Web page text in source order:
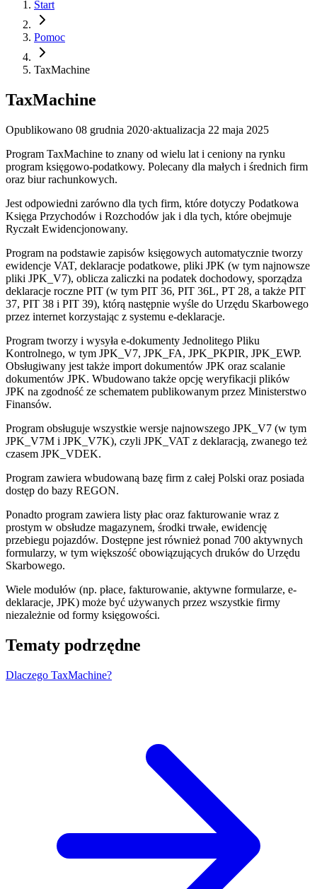
Start
Pomoc
TaxMachine
TaxMachine
Opublikowano 08 grudnia 2020·aktualizacja 22 maja 2025
Program TaxMachine to znany od wielu lat i ceniony na rynku
program księgowo-podatkowy. Polecany dla małych i średnich firm
oraz biur rachunkowych.
Jest odpowiedni zarówno dla tych firm, które dotyczy Podatkowa
Księga Przychodów i Rozchodów jak i dla tych, które obejmuje
Ryczałt Ewidencjonowany.
Program na podstawie zapisów księgowych automatycznie tworzy
ewidencje VAT, deklaracje podatkowe, pliki JPK (w tym najnowsze
pliki JPK_V7), oblicza zaliczki na podatek dochodowy, sporządza
deklaracje roczne PIT (w tym PIT 36, PIT 36L, PT 28, a także PIT
37, PIT 38 i PIT 39), którą następnie wyśle do Urzędu Skarbowego
przez internet korzystając z systemu e-deklaracje.
Program tworzy i wysyła e-dokumenty Jednolitego Pliku
Kontrolnego, w tym JPK_V7, JPK_FA, JPK_PKPIR, JPK_EWP.
Obsługiwany jest także import dokumentów JPK oraz scalanie
dokumentów JPK. Wbudowano także opcję weryfikacji plików
JPK na zgodność ze schematem publikowanym przez Ministerstwo
Finansów.
Program obsługuje wszystkie wersje najnowszego JPK_V7 (w tym
JPK_V7M i JPK_V7K), czyli JPK_VAT z deklaracją, zwanego też
czasem JPK_VDEK.
Program zawiera wbudowaną bazę firm z całej Polski oraz posiada
dostęp do bazy REGON.
Ponadto program zawiera listy płac oraz fakturowanie wraz z
prostym w obsłudze magazynem, środki trwałe, ewidencję
przebiegu pojazdów. Dostępne jest również ponad 700 aktywnych
formularzy, w tym większość obowiązujących druków do Urzędu
Skarbowego.
Wiele modułów (np. płace, fakturowanie, aktywne formularze, e-
deklaracje, JPK) może być używanych przez wszystkie firmy
niezależnie od formy księgowości.
Tematy podrzędne
Dlaczego TaxMachine?